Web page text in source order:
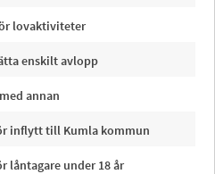
lovaktiviteter
enskilt avlopp
annan
inflytt till Kumla kommun
låntagare under 18 år